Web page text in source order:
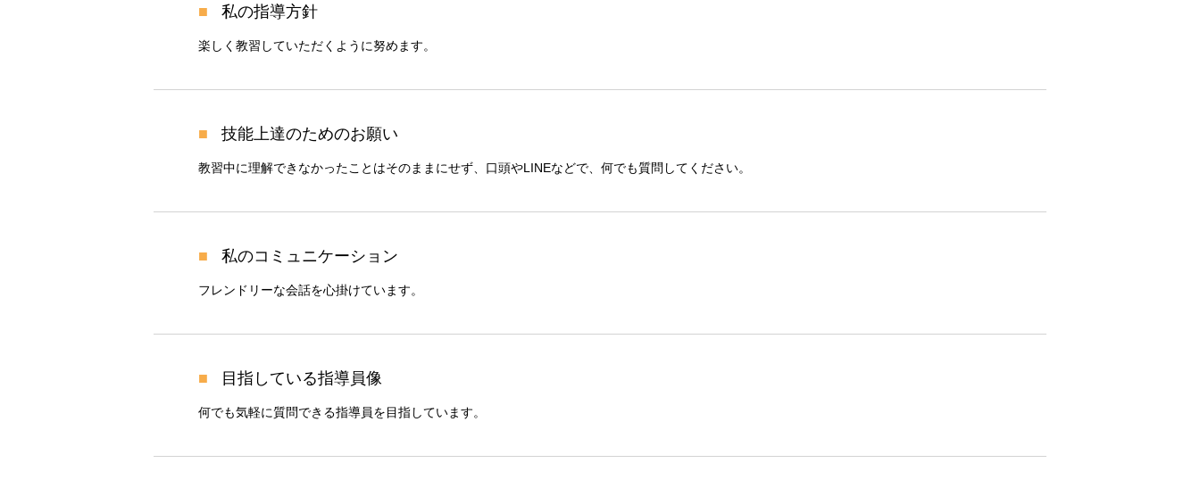
私の指導方針
楽しく教習していただくように努めます。
技能上達のためのお願い
教習中に理解できなかったことはそのままにせず、口頭やLINEなどで、何でも質問してください。
私のコミュニケーション
フレンドリーな会話を心掛けています。
目指している指導員像
何でも気軽に質問できる指導員を目指しています。